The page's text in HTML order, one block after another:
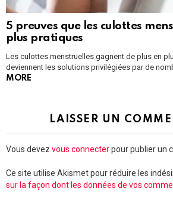
5 preuves que les culottes
plus pratiques
Les culottes menstruelles gagnent de plus en
deviennent les solutions privilégiées par de
MORE
LAISSER UN
Vous devez vous connecterpour publier un
Ce site utilise Akismet pour réduire les
sur la façon dont les données de vos